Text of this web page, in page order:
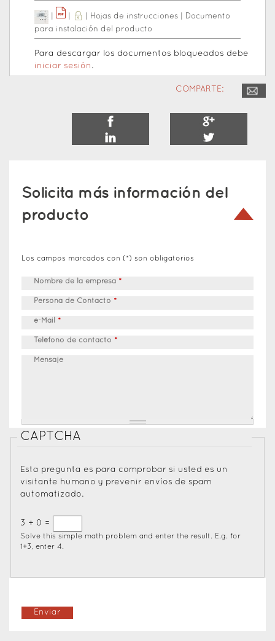
Hojas de instrucciones
Documento
para instalación del producto
Para descargar los documentos bloqueados debe
iniciar sesión .
COMPARTE:
Solicita más información del
producto
Los campos marcados con (*) son obligatorios
Nombre de la empresa *
Persona de Contacto *
e-Mail *
Teléfono de contacto *
Mensaje
CAPTCHA
Esta pregunta es para comprobar si usted es un
visitante humano y prevenir envíos de spam
automatizado.
3 + 0 =
Solve this simple math problem and enter the result. E.g. for
1+3, enter 4.